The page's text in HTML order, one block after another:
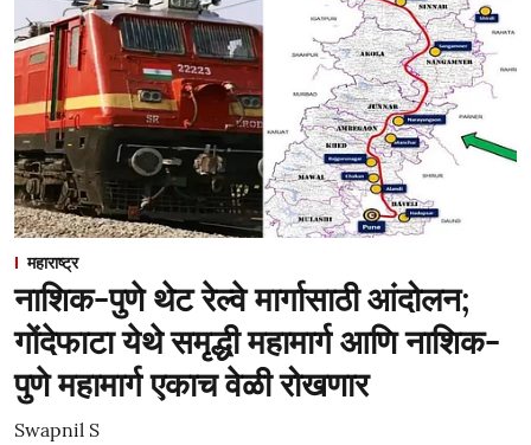
महाराष्ट्र
नाशिक-पुणे थेट रेल्वे मार्गासाठी आंदोलन;
गोंदेफाटा येथे समृद्धी महामार्ग आणि नाशिक-
पुणे महामार्ग एकाच वेळी रोखणार
Swapnil S